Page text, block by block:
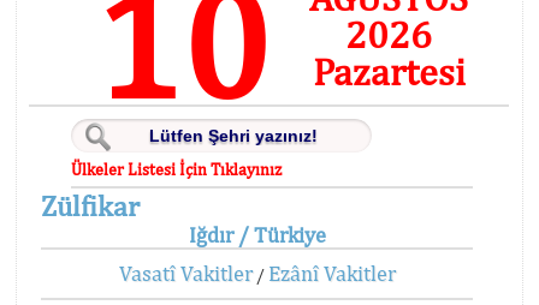
10
2026
Pazartesi
Ülkeler Listesi İçin Tıklayınız
Zülfikar
Iğdır / Türkiye
Vasatî Vakitler/ Ezânî Vakitler